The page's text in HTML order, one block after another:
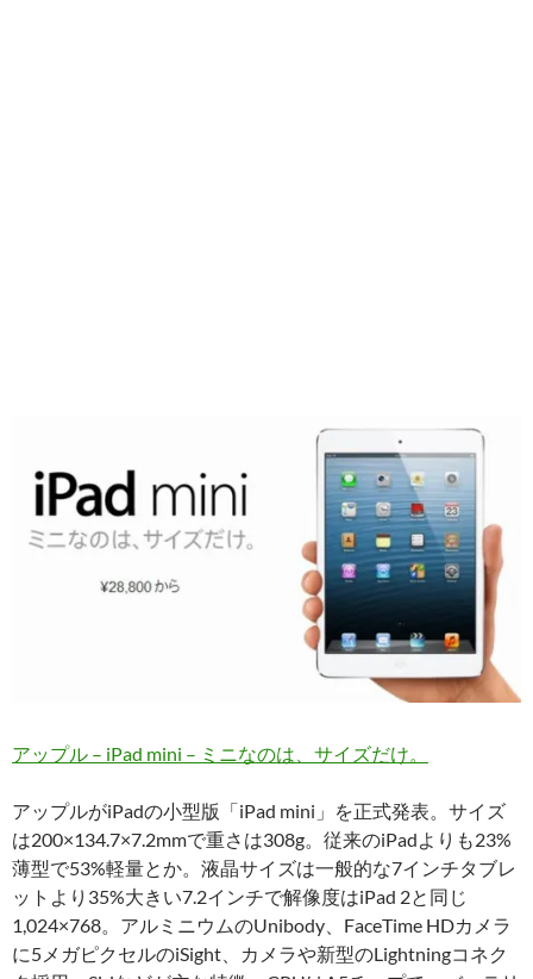
アップル – iPad mini – ミニなのは、サイズだけ。
アップルがiPadの小型版「iPad mini」を正式発表。サイズ
は200×134.7×7.2mmで重さは308g。従来のiPadよりも23%
薄型で53%軽量とか。液晶サイズは一般的な7インチタブレ
ットより35%大きい7.2インチで解像度はiPad 2と同じ
1,024×768。アルミニウムのUnibody、FaceTime HDカメラ
に5メガピクセルのiSight、カメラや新型のLightningコネク